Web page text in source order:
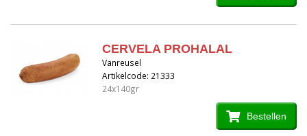
CERVELA PROHALAL
Vanreusel
Artikelcode: 21333
24x140gr
Bestellen